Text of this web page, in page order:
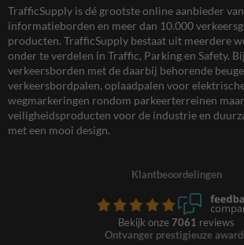
TrafficSupply is dé grootste online aanbieder
informatieborden en meer dan 10.000
producten. TrafficSupply bestaat uit meerdere
onder te verdelen in Traffic, Parking en Safety.
verkeersborden met de daarbij behorende
verkeersbordpalen, oplaadpalen voor elektrische
wegmarkeringen rondom parkeerterreinen
veiligheidsproducten voor de industrie en
met een mooi design.
Klantbeoordelingen
Bekijk onze 7061 reviews
Ontvanger prestigieuze